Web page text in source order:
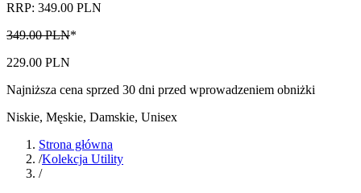
RRP: 349.00 PLN
349.00 PLN*
229.00 PLN
Najniższa cena sprzed 30 dni przed wprowadzeniem obniżki
Niskie, Męskie, Damskie, Unisex
Strona główna
/Kolekcja Utility
/